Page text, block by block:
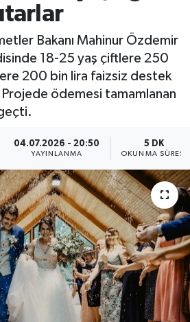
Bakanı Mahinur Özdemir
18-25 yaş çiftlere 250
200 bin lira faizsiz destek
Projede ödemesi tamamlanan
04.07.2026 - 20:50
YAYINLANMA
5 DK
OKUNMA SÜRESI